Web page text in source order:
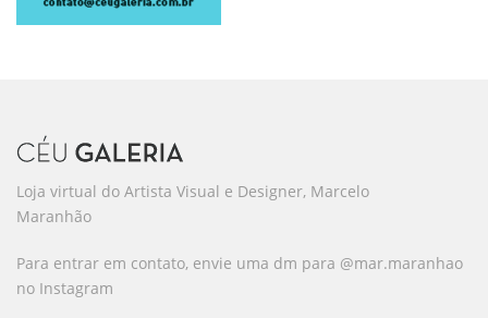
Loja virtual do Artista Visual e Designer, Marcelo
Maranhão
Para entrar em contato, envie uma dm para @mar.maranhao
no Instagram